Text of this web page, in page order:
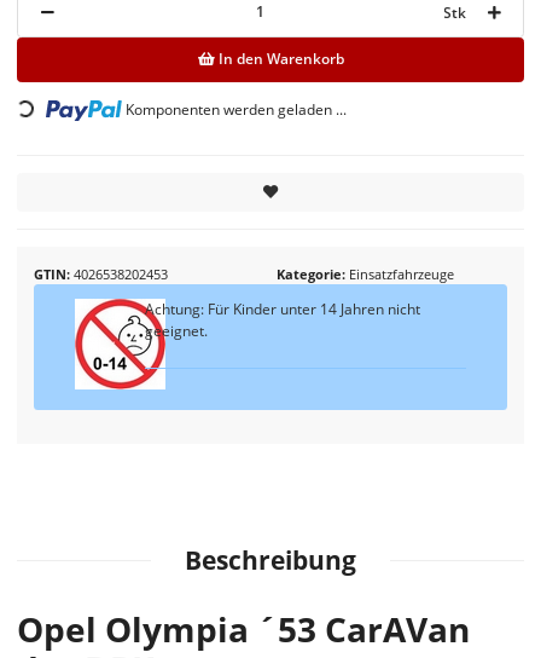
GTIN 4026538202453 Kategorie Einsatzfahrzeuge
Achtung: Für Kinder unter 14 Jahren nicht
geeignet.
Stk
In den Warenkorb
Loading... Komponenten werden geladen ...
Beschreibung
Opel Olympia ´53 CarAVan